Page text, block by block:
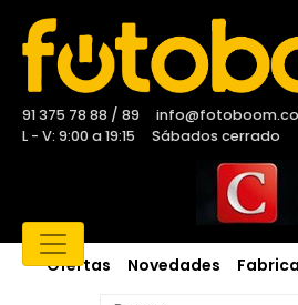
91 375 78 88 / 89
L - V: 9:00 a 19:15
Sábados cerrado
Ofertas Novedades